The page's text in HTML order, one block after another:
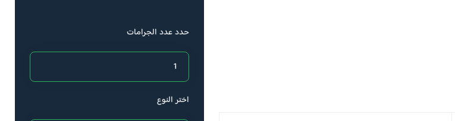
حدد عدد الجرامات
اختر النوع